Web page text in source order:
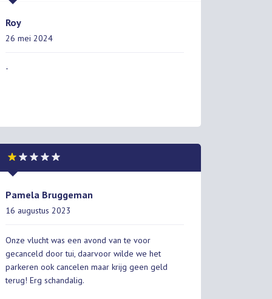
Roy
26 mei 2024
-
Pamela Bruggeman
16 augustus 2023
Onze vlucht was een avond van te voor
gecanceld door tui, daarvoor wilde we het
parkeren ook cancelen maar krijg geen geld
terug! Erg schandalig.